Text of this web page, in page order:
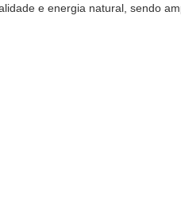
e energia natural, sendo